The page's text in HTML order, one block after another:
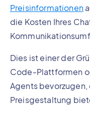
Preisinformationen
die Kosten Ihres
Dies ist einer der
Code-Plattformen
Agents
Preisgestaltung